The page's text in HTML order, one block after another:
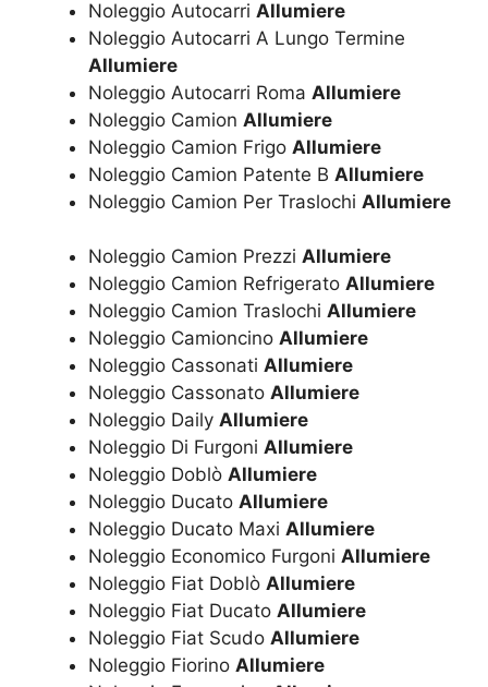
Noleggio Autocarri Allumiere
Noleggio Autocarri A Lungo Termine
Allumiere
Noleggio Autocarri Roma Allumiere
Noleggio Camion Allumiere
Noleggio Camion Frigo Allumiere
Noleggio Camion Patente B Allumiere
Noleggio Camion Per Traslochi Allumiere
Noleggio Camion Prezzi Allumiere
Noleggio Camion Refrigerato Allumiere
Noleggio Camion Traslochi Allumiere
Noleggio Camioncino Allumiere
Noleggio Cassonati Allumiere
Noleggio Cassonato Allumiere
Noleggio Daily Allumiere
Noleggio Di Furgoni Allumiere
Noleggio Doblò Allumiere
Noleggio Ducato Allumiere
Noleggio Ducato Maxi Allumiere
Noleggio Economico Furgoni Allumiere
Noleggio Fiat Doblò Allumiere
Noleggio Fiat Ducato Allumiere
Noleggio Fiat Scudo Allumiere
Noleggio Fiorino Allumiere